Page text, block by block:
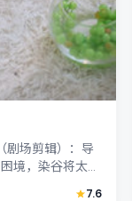
剧场剪辑）：导
境，染谷将太与
7.6